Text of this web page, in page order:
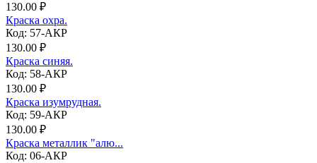
130.00 ₽
Краска охра.
Код: 57-АКР
130.00 ₽
Краска синяя.
Код: 58-АКР
130.00 ₽
Краска изумрудная.
Код: 59-АКР
130.00 ₽
Краска металлик "алю...
Код: 06-АКР